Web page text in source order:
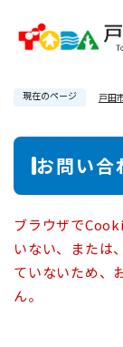
現在のページ 戸田
本
お問い合
ブラウザで
いない、または
ていないため、
ん。